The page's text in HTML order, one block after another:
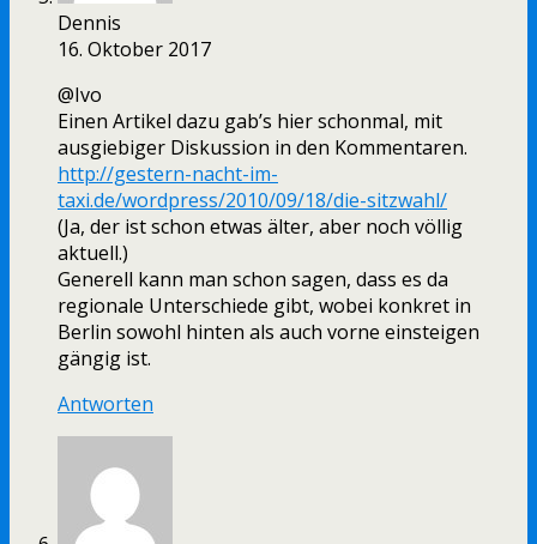
Dennis
16. Oktober 2017
@Ivo
Einen Artikel dazu gab’s hier schonmal, mit
ausgiebiger Diskussion in den Kommentaren.
http://gestern-nacht-im-
taxi.de/wordpress/2010/09/18/die-sitzwahl/
(Ja, der ist schon etwas älter, aber noch völlig
aktuell.)
Generell kann man schon sagen, dass es da
regionale Unterschiede gibt, wobei konkret in
Berlin sowohl hinten als auch vorne einsteigen
gängig ist.
Antworten